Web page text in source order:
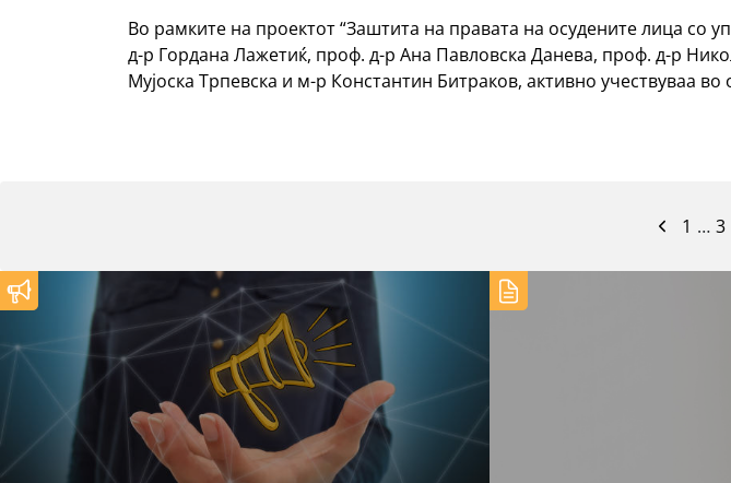
Во рамките на проектот “Заштита на правата на осудените лица со
д-р Гордана Лажетиќ, проф. д-р Ана Павловска Данева, проф. д-р
Мујоска Трпевска и м-р Константин Битраков, активно учествуваа
1 … 3